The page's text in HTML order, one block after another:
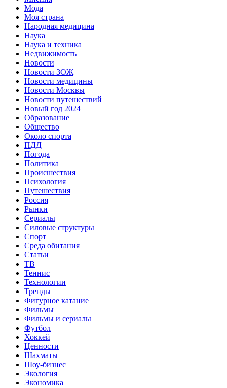
Мода
Моя страна
Народная медицина
Наука
Наука и техника
Недвижимость
Новости
Новости ЗОЖ
Новости медицины
Новости Москвы
Новости путешествий
Новый год 2024
Образование
Общество
Около спорта
ПДД
Погода
Политика
Происшествия
Психология
Путешествия
Россия
Рынки
Сериалы
Силовые структуры
Спорт
Среда обитания
Статьи
ТВ
Теннис
Технологии
Тренды
Фигурное катание
Фильмы
Фильмы и сериалы
Футбол
Хоккей
Ценности
Шахматы
Шоу-бизнес
Экология
Экономика